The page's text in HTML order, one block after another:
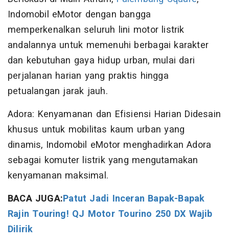
Indomobil eMotor dengan bangga
memperkenalkan seluruh lini motor listrik
andalannya untuk memenuhi berbagai karakter
dan kebutuhan gaya hidup urban, mulai dari
perjalanan harian yang praktis hingga
petualangan jarak jauh.
Adora: Kenyamanan dan Efisiensi Harian Didesain
khusus untuk mobilitas kaum urban yang
dinamis, Indomobil eMotor menghadirkan Adora
sebagai komuter listrik yang mengutamakan
kenyamanan maksimal.
BACA JUGA:Patut Jadi Inceran Bapak-Bapak
Rajin Touring! QJ Motor Tourino 250 DX Wajib
Dilirik